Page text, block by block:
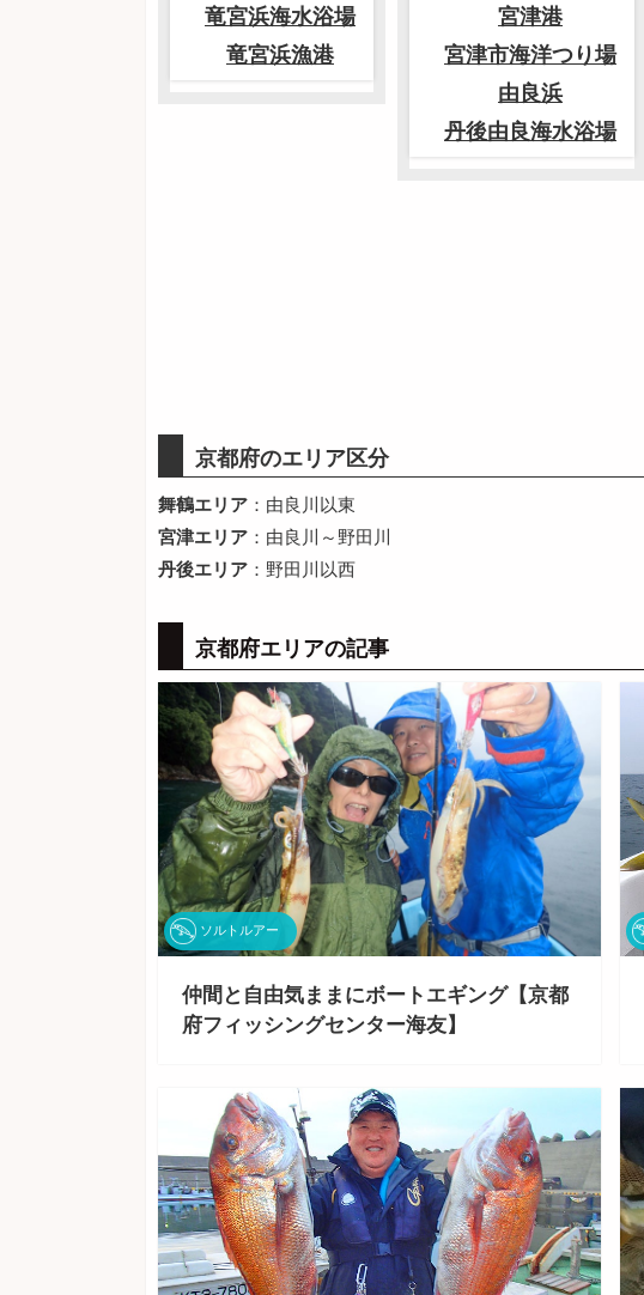
竜宮浜海水浴場
竜宮浜漁港
宮津港
宮津市海洋つり場
由良浜
丹後由良海水浴場
京都府のエリア区分
舞鶴エリア ：由良川以東
宮津エリア ：由良川～野田川
丹後エリア ：野田川以西
京都府エリアの記事
ソルトルアー
仲間と自由気ままにボートエギング【京都
府フィッシングセンター海友】